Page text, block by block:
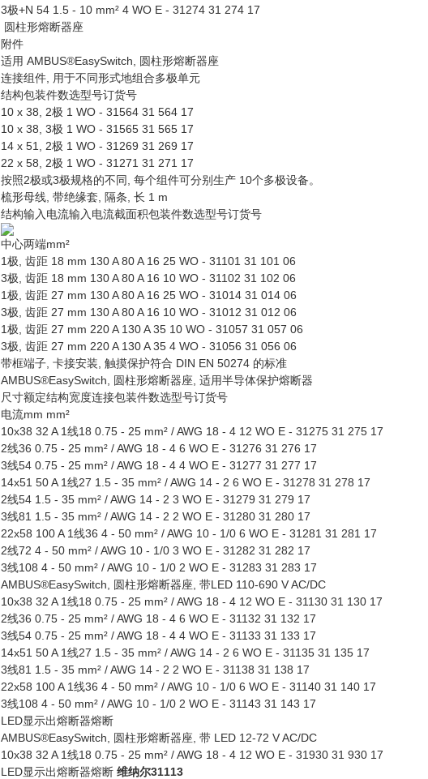
3极+N 54 1.5 - 10 mm² 4 WO E - 31274 31 274 17
圆柱形熔断器座
附件
适用 AMBUS®EasySwitch, 圆柱形熔断器座
连接组件, 用于不同形式地组合多极单元
结构包装件数选型号订货号
10 x 38, 2极 1 WO - 31564 31 564 17
10 x 38, 3极 1 WO - 31565 31 565 17
14 x 51, 2极 1 WO - 31269 31 269 17
22 x 58, 2极 1 WO - 31271 31 271 17
按照2极或3极规格的不同, 每个组件可分别生产 10个多极设备。
梳形母线, 带绝缘套, 隔条, 长 1 m
结构输入电流输入电流截面积包装件数选型号订货号
中心两端mm²
1极, 齿距 18 mm 130 A 80 A 16 25 WO - 31101 31 101 06
3极, 齿距 18 mm 130 A 80 A 16 10 WO - 31102 31 102 06
1极, 齿距 27 mm 130 A 80 A 16 25 WO - 31014 31 014 06
3极, 齿距 27 mm 130 A 80 A 16 10 WO - 31012 31 012 06
1极, 齿距 27 mm 220 A 130 A 35 10 WO - 31057 31 057 06
3极, 齿距 27 mm 220 A 130 A 35 4 WO - 31056 31 056 06
带框端子, 卡接安装, 触摸保护符合 DIN EN 50274 的标准
AMBUS®EasySwitch, 圆柱形熔断器座, 适用半导体保护熔断器
尺寸额定结构宽度连接包装件数选型号订货号
电流mm mm²
10x38 32 A 1线18 0.75 - 25 mm² / AWG 18 - 4 12 WO E - 31275 31 275 17
2线36 0.75 - 25 mm² / AWG 18 - 4 6 WO E - 31276 31 276 17
3线54 0.75 - 25 mm² / AWG 18 - 4 4 WO E - 31277 31 277 17
14x51 50 A 1线27 1.5 - 35 mm² / AWG 14 - 2 6 WO E - 31278 31 278 17
2线54 1.5 - 35 mm² / AWG 14 - 2 3 WO E - 31279 31 279 17
3线81 1.5 - 35 mm² / AWG 14 - 2 2 WO E - 31280 31 280 17
22x58 100 A 1线36 4 - 50 mm² / AWG 10 - 1/0 6 WO E - 31281 31 281 17
2线72 4 - 50 mm² / AWG 10 - 1/0 3 WO E - 31282 31 282 17
3线108 4 - 50 mm² / AWG 10 - 1/0 2 WO E - 31283 31 283 17
AMBUS®EasySwitch, 圆柱形熔断器座, 带LED 110-690 V AC/DC
10x38 32 A 1线18 0.75 - 25 mm² / AWG 18 - 4 12 WO E - 31130 31 130 17
2线36 0.75 - 25 mm² / AWG 18 - 4 6 WO E - 31132 31 132 17
3线54 0.75 - 25 mm² / AWG 18 - 4 4 WO E - 31133 31 133 17
14x51 50 A 1线27 1.5 - 35 mm² / AWG 14 - 2 6 WO E - 31135 31 135 17
3线81 1.5 - 35 mm² / AWG 14 - 2 2 WO E - 31138 31 138 17
22x58 100 A 1线36 4 - 50 mm² / AWG 10 - 1/0 6 WO E - 31140 31 140 17
3线108 4 - 50 mm² / AWG 10 - 1/0 2 WO E - 31143 31 143 17
LED显示出熔断器熔断
AMBUS®EasySwitch, 圆柱形熔断器座, 带 LED 12-72 V AC/DC
10x38 32 A 1线18 0.75 - 25 mm² / AWG 18 - 4 12 WO E - 31930 31 930 17
LED显示出熔断器熔断 维纳尔31113